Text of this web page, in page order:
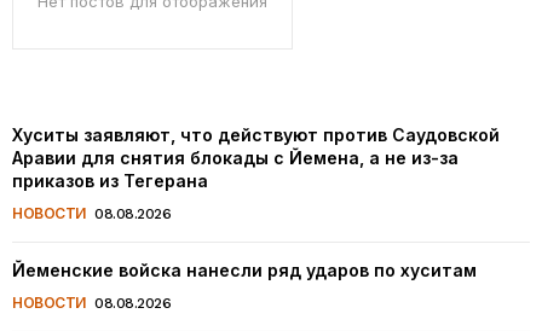
Хуситы заявляют, что действуют против Саудовской
Аравии для снятия блокады с Йемена, а не из-за
приказов из Тегерана
НОВОСТИ 08.08.2026
Йеменские войска нанесли ряд ударов по хуситам
НОВОСТИ 08.08.2026